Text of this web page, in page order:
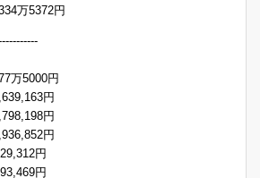
万5372円
万5000円
円
円
円
円
円